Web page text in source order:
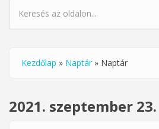
KERESÉS ŰRLAP
Jelenlegi hely
Kezdőlap » Naptár » Naptár
2021. szeptember 23.